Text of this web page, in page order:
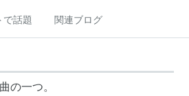
で話題 関連ブログ
の一つ。